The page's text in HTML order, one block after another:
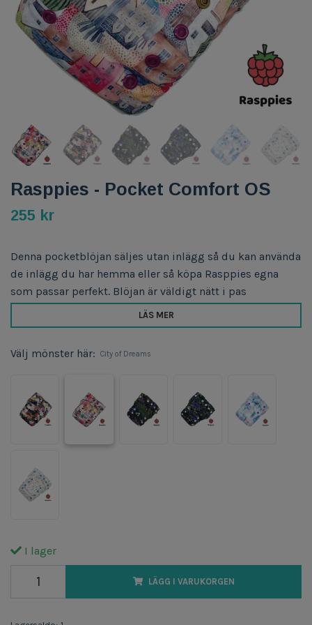
Rasppies - Pocket Comfort OS
255 kr
Denna pocketblöjan säljes utan inlägg så du kan använda
de inlägg du har hemma eller så köpa Rasppies egna
som passar perfekt. Blöjan är väldigt nätt i pas
LÄS MER
Välj mönster här: City of Dreams
I lager
LÄGG I VARUKORGEN